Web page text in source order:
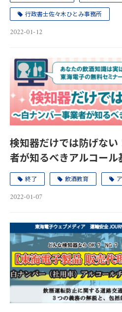
行政書士佐々木ひとみ事務所
2022-01-12
検知器だけでは防げな
者が知るべきアルコー
（月）、24日（月）
終了 飲酒教育
2022-01-07